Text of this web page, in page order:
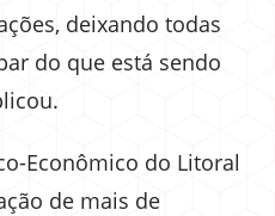
deixando todas
do que está sendo
Econômico do Litoral
de mais de